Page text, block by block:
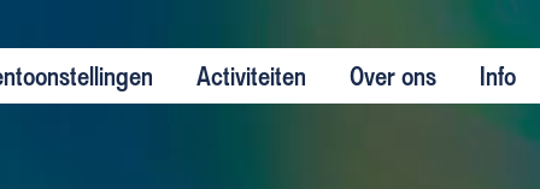
Activiteiten Over ons Info